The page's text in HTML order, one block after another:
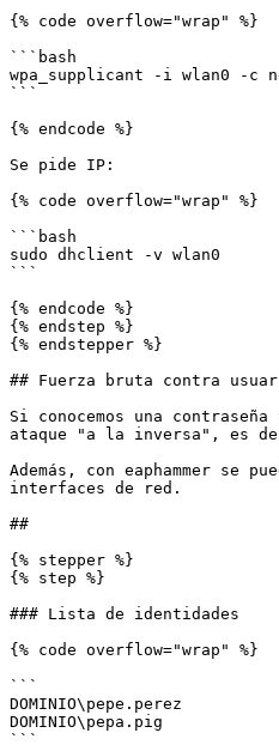
{% code overflow="wrap" %}
```bash
wpa_supplicant -i wlan0 -c
```
{% endcode %}
Se pide IP:
{% code overflow="wrap" %}
```bash
sudo dhclient -v wlan0
```
{% endcode %}
{% endstep %}
{% endstepper %}
## Fuerza bruta contra
Si conocemos una
ataque "a la inversa", es
Además, con eaphammer
interfaces de red.
##
{% stepper %}
{% step %}
### Lista de identidades
{% code overflow="wrap" %}
```
DOMINIO\pepe.perez
DOMINIO\pepa.pig
```